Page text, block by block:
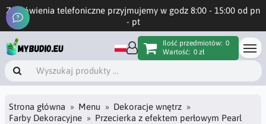
Zamówienia telefoniczne przyjmujemy w godz 8:00 - 15:00 od pn
- pt
Ilość przedmiotów: 0
Wartość: 0 zł
Strona główna Menu
Dekoracje wnętrz
Farby Dekoracyjne
Przecierka z efektem perłowym Pearl